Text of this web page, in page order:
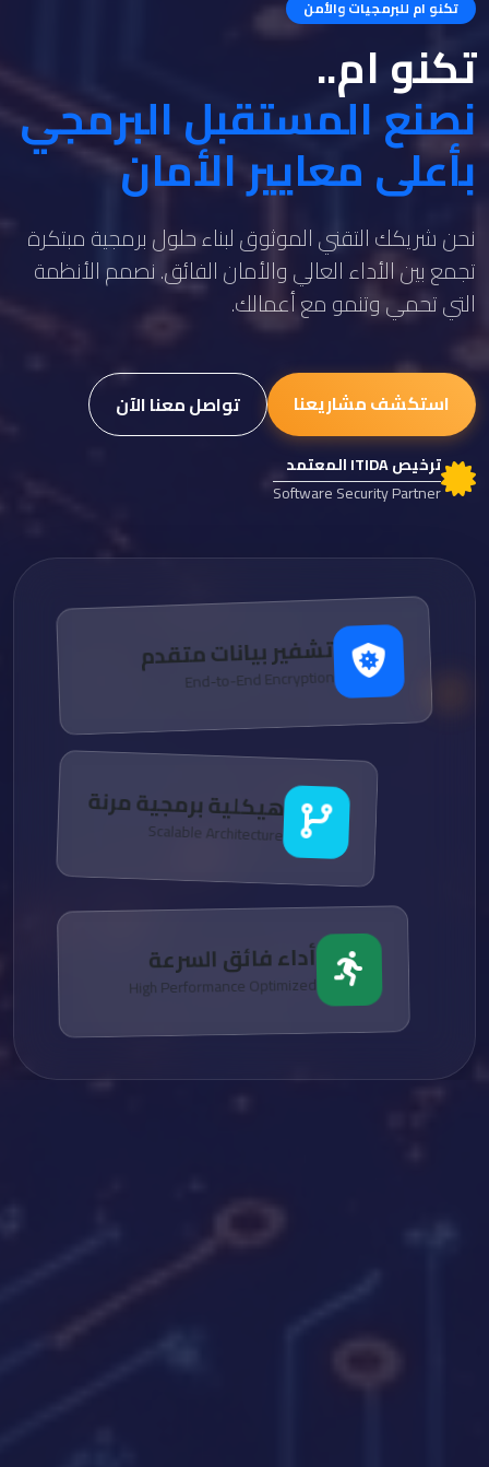
تكنو ام للبرمجيات والأمن
تكنو ام..
نصنع المستقبل البرمجي
بأعلى معايير الأمان
نحن شريكك التقني الموثوق لبناء حلول برمجية مبتكرة
تجمع بين الأداء العالي والأمان الفائق. نصمم الأنظمة
التي تحمي وتنمو مع أعمالك.
استكشف مشاريعنا تواصل معنا الآن
ترخيص ITIDA المعتمد
Software Security Partner
تشفير بيانات متقدم
End-to-End Encryption
هيكلية برمجية مرنة
Scalable Architecture
أداء فائق السرعة
High Performance Optimized